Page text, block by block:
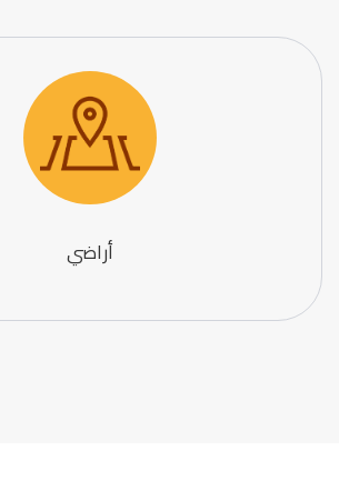
أراضي